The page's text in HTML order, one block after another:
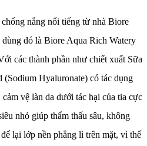
nắng nổi tiếng từ nhà Biore
đó là Biore Aqua Rich Watery
các thành phần như chiết xuất Sữa
Hyaluronate) có tác dụng
vệ làn da dưới tác hại của tia cực
nhỏ giúp thẩm thấu sâu, không
lại lớp nền phẳng lì trên mặt, vì thế